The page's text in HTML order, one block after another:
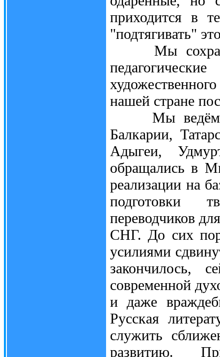
приходится в
"подтягивать"
Мы
нашей стране
Мы ведём
Балкарии,
Адыгеи,
обращались в
реализации на
подготовки
переводчиков
СНГ. До сих
усилиями
закончилось,
современной
и даже
Русская
служить
развитию.